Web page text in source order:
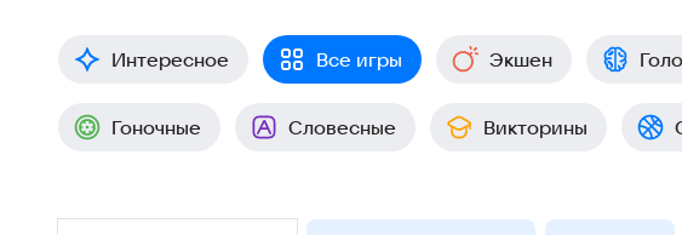
Интересное Все игры Экшен
Гоночные Словесные Викторины